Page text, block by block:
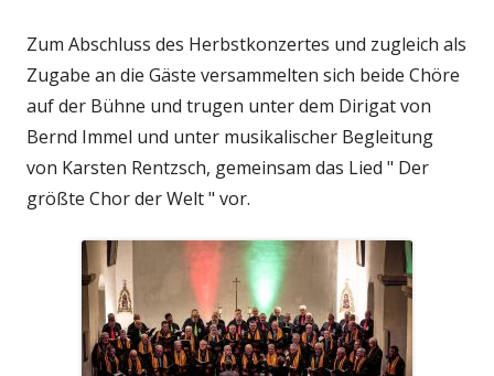
Zum Abschluss des Herbstkonzertes und zugleich als
Zugabe an die Gäste versammelten sich beide Chöre
auf der Bühne und trugen unter dem Dirigat von
Bernd Immel und unter musikalischer Begleitung
von Karsten Rentzsch, gemeinsam das Lied " Der
größte Chor der Welt " vor.